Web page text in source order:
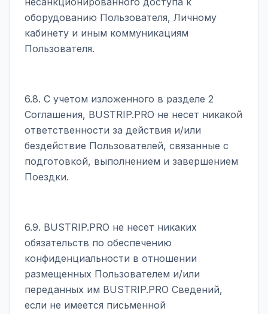
оборудованию Пользователя, Личному
кабинету и иным коммуникациям
Пользователя.
6.8. С учетом изложенного в разделе 2
Соглашения, BUSTRIP.PRO не несет никакой
ответственности за действия и/или
бездействие Пользователей, связанные с
подготовкой, выполнением и завершением
Поездки.
6.9. BUSTRIP.PRO не несет никаких
обязательств по обеспечению
конфиденциальности в отношении
размещенных Пользователем и/или
переданных им BUSTRIP.PRO Сведений,
если не имеется письменной